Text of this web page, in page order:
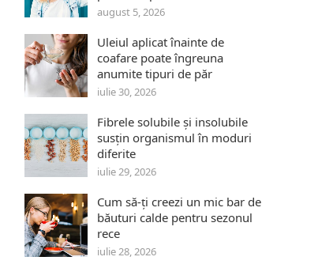
august 5, 2026
Uleiul aplicat înainte de
coafare poate îngreuna
anumite tipuri de păr
iulie 30, 2026
Fibrele solubile și insolubile
susțin organismul în moduri
diferite
iulie 29, 2026
Cum să-ți creezi un mic bar de
băuturi calde pentru sezonul
rece
iulie 28, 2026